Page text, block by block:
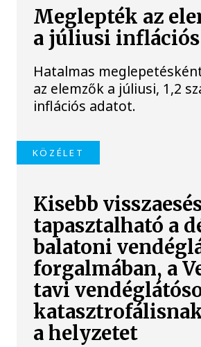
Meglepték az
a júliusi
Hatalmas
az elemzők a júliusi, 1,2
inflációs adatot.
KÖZÉLET
Kisebb
tapasztalható a
balatoni
forgalmában, a
tavi
a helyzetet